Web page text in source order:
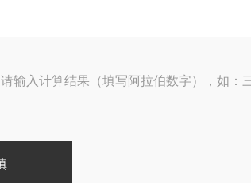
请输入计算结果（填写阿拉伯数字），如：